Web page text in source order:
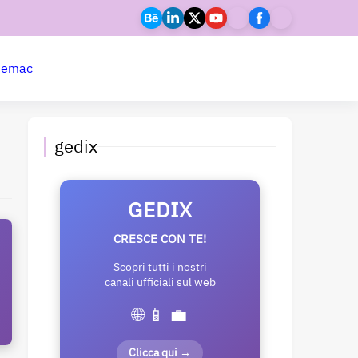
mac
gedix
GEDIX
CRESCE CON TE!
Scopri tutti i nostri
canali ufficiali sul web
🌐 📱 💼
Clicca qui →